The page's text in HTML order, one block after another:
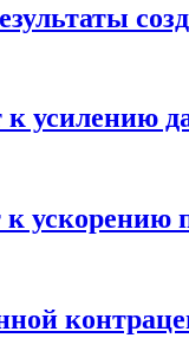
к усилению
к